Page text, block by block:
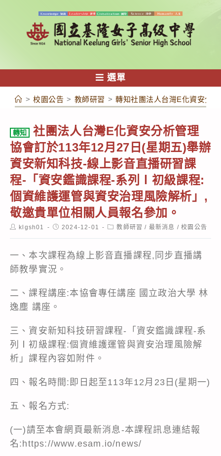
容
選單
> 校園公告 > 教師研習 > 轉知社團法人台灣E化資安分
轉知
社團法人台灣E化資安分析管理
協會訂於113年12月27日(星期五)舉辦
資安新知科技-線上影音直播研習課
程-「資安鑑識課程-系列Ⅰ初級課程:
個資維護運管與資安治理風險解析」,
敬邀貴單位相關人員報名參加。
Postklgsh01
Post2024-12-01
Post教師研習 / 最新消息 / 校園公告
一、本次課程為線上影音直播課程,同步直播講
師教學實況。
二、課程講座:本協會專任講座 國立政治大學 林
逸塵 講座。
三、資安新知科技研習課程-「資安鑑識課程-系
列Ⅰ初級課程:個資維護運管與資安治理風險解
析」課程內容如附件。
四、報名時間:即日起至113年12月23日(星期一)
五、報名方式:
(一)請至本會網頁最新消息-本課程訊息連結報
名:https://www.esam.io/news/